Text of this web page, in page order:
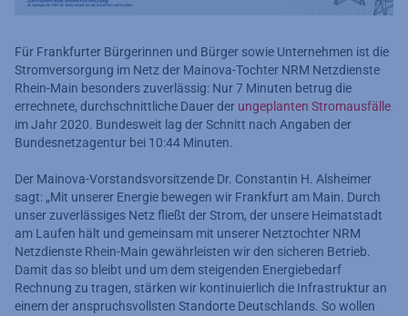
Für Frankfurter Bürgerinnen und Bürger sowie Unternehmen ist die
Stromversorgung im Netz der Mainova-Tochter NRM Netzdienste
Rhein-Main besonders zuverlässig: Nur 7 Minuten betrug die
errechnete, durchschnittliche Dauer der ungeplanten Stromausfälle
im Jahr 2020. Bundesweit lag der Schnitt nach Angaben der
Bundesnetzagentur bei 10:44 Minuten.
Der Mainova-Vorstandsvorsitzende Dr. Constantin H. Alsheimer
sagt: „Mit unserer Energie bewegen wir Frankfurt am Main. Durch
unser zuverlässiges Netz fließt der Strom, der unsere Heimatstadt
am Laufen hält und gemeinsam mit unserer Netztochter NRM
Netzdienste Rhein-Main gewährleisten wir den sicheren Betrieb.
Damit das so bleibt und um dem steigenden Energiebedarf
Rechnung zu tragen, stärken wir kontinuierlich die Infrastruktur an
einem der anspruchsvollsten Standorte Deutschlands. So wollen